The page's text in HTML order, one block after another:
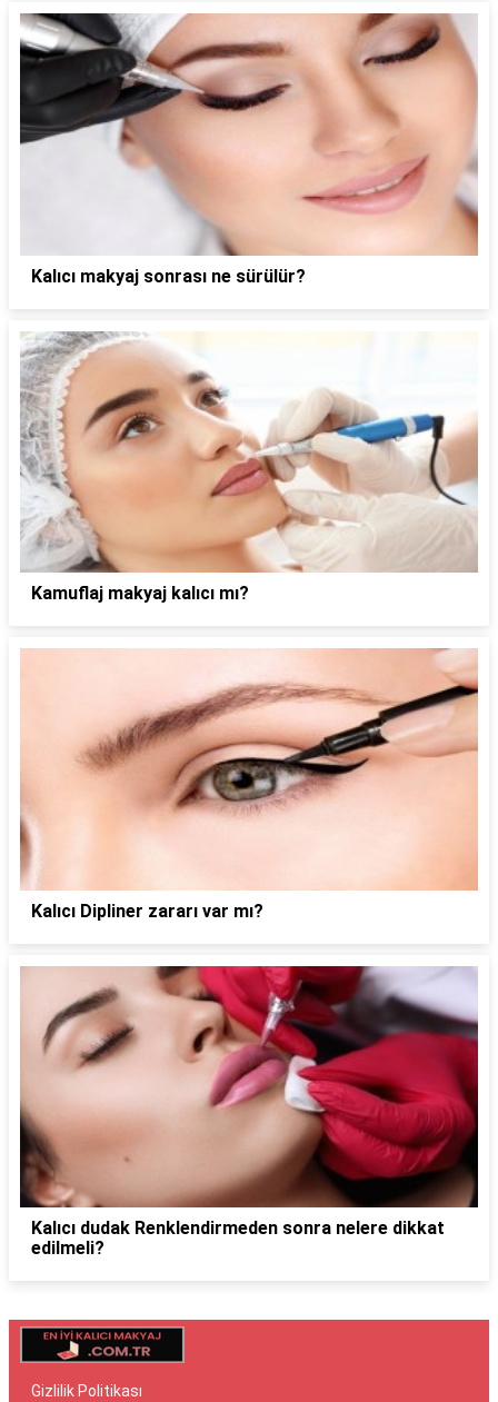
Kalıcı makyaj sonrası ne sürülür?
Kamuflaj makyaj kalıcı mı?
Kalıcı Dipliner zararı var mı?
Kalıcı dudak Renklendirmeden sonra nelere dikkat
edilmeli?
Gizlilik Politikası